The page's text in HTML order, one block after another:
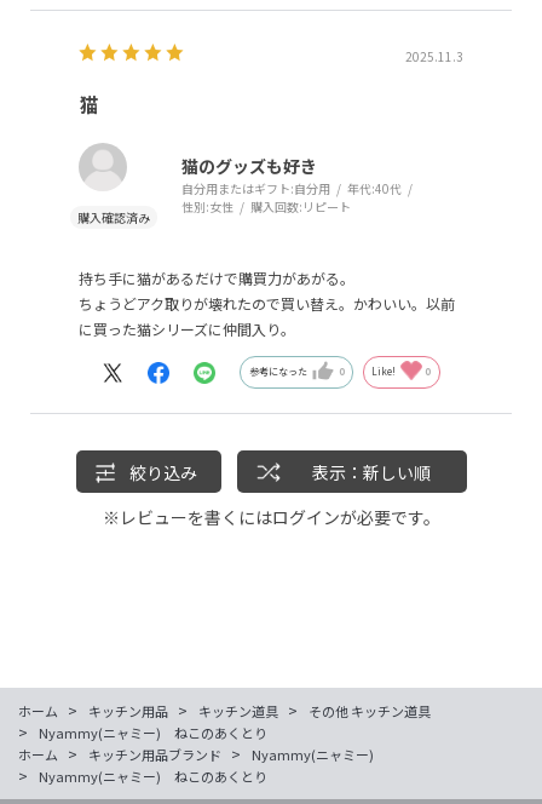
2025.11.3
猫
猫のグッズも好き
自分用またはギフト:自分用 年代:40代
性別:女性 購入回数: リピート
持ち手に猫があるだけで購買力があがる。
ちょうどアク取りが壊れたので買い替え。かわいい。以前
に買った猫シリーズに仲間入り。
参考になった 0 Like! 0
絞り込み
表示：新しい順
※レビューを書くにはログインが必要です。
ホーム > キッチン用品 > キッチン道具 > その他 キッチン道具
>
Nyammy(ニャミー) ねこのあくとり
ホーム
> キッチン用品ブランド > Nyammy(ニャミー)
> Nyammy(ニャミー) ねこのあくとり